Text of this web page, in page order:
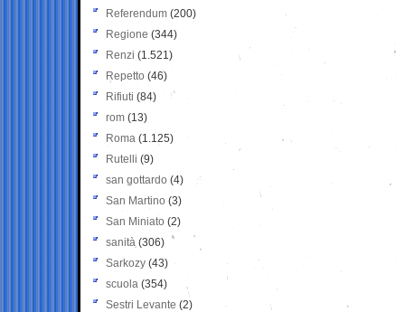
Referendum (200)
Regione (344)
Renzi (1.521)
Repetto (46)
Rifiuti (84)
rom (13)
Roma (1.125)
Rutelli (9)
san gottardo (4)
San Martino (3)
San Miniato (2)
sanità (306)
Sarkozy (43)
scuola (354)
Sestri Levante (2)